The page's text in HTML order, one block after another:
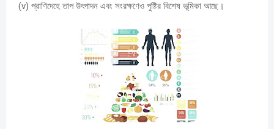
(v) প্রাণিদেহে তাপ উৎপাদন এবং সংরক্ষণেও পুষ্টির বিশেষ ভূমিকা আছে।